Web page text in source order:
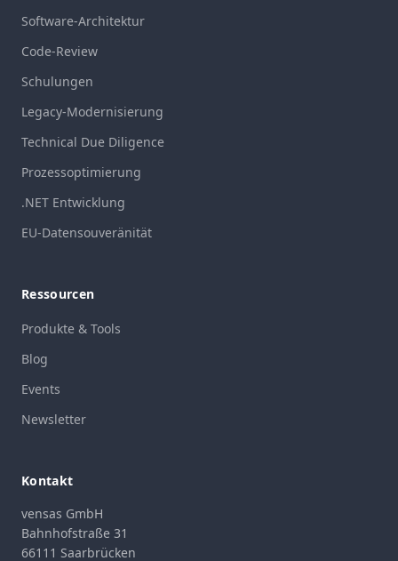
Software-Architektur
Code-Review
Schulungen
Legacy-Modernisierung
Technical Due Diligence
Prozessoptimierung
.NET Entwicklung
EU-Datensouveränität
Ressourcen
Produkte & Tools
Blog
Events
Newsletter
Kontakt
vensas GmbH
Bahnhofstraße 31
66111 Saarbrücken